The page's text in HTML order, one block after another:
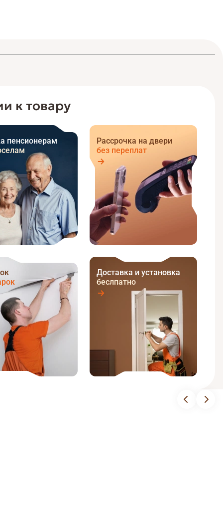
к товару
пенсионерам
Рассрочка на двери
без переплат
Доставка и установка
беслпатно